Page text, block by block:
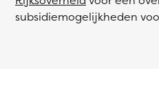
subsidiemogelijkheden